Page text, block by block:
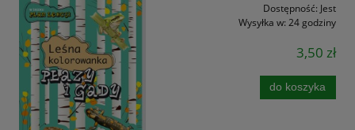
Dostępność: Jest
Wysyłka w: 24 godziny
3,50 zł
do koszyka